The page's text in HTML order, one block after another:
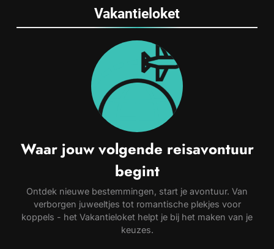
Vakantieloket
Waar jouw volgende reisavontuur
begint
Ontdek nieuwe bestemmingen, start je avontuur. Van
verborgen juweeltjes tot romantische plekjes voor
koppels - het Vakantieloket helpt je bij het maken van je
keuzes.